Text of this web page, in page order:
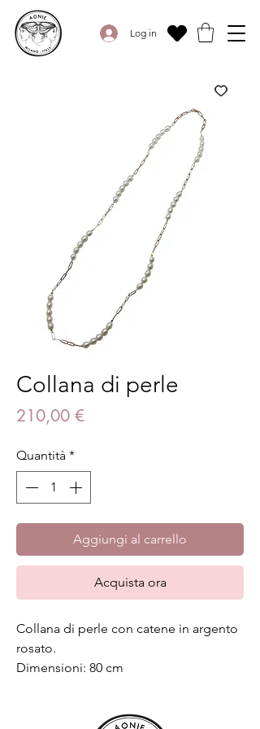
Log in
Collana di perle
210,00 €Prezzo
Quantità *
Aggiungi al carrello
Acquista ora
Collana di perle con catene in argento
rosato.
Dimensioni: 80 cm